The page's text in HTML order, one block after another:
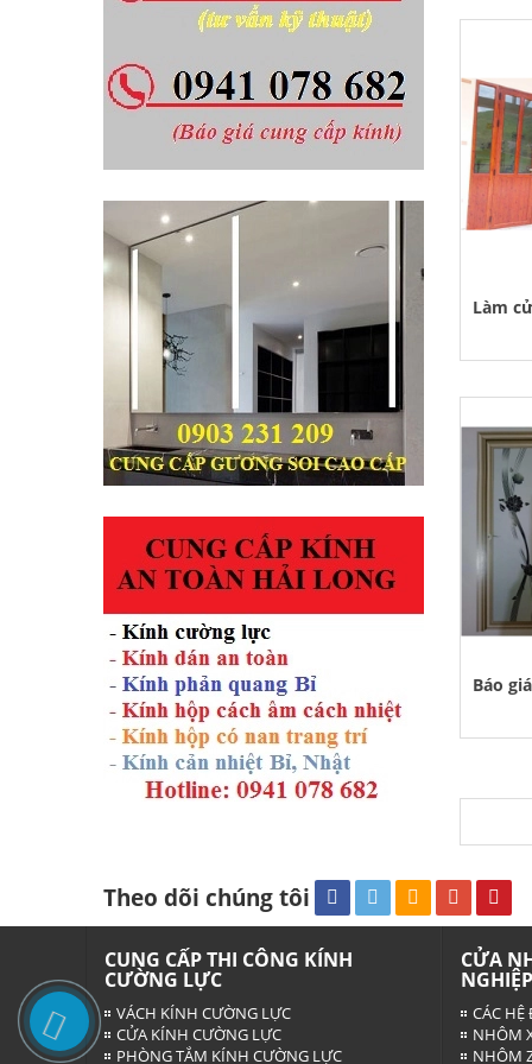
Theo dõi chúng tôi
CUNG CẤP THI CÔNG KÍNH
CƯỜNG LỰC
VÁCH KÍNH CƯỜNG LỰC
CỬA KÍNH CƯỜNG LỰC
PHÒNG TẮM KÍNH CƯỜNG LỰC
CỬA
NGHIỆP
CÁC HỆ
NHÔM
NHÔM